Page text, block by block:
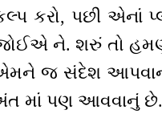
કરો, પછી એનાં
ને. શરું તો
જ સંદેશ
અંત માં પણ આવવાનું